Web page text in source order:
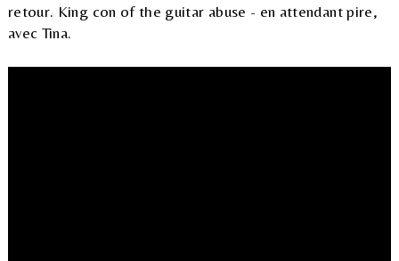
retour. King con of the guitar abuse - en attendant pire,
avec Tina.